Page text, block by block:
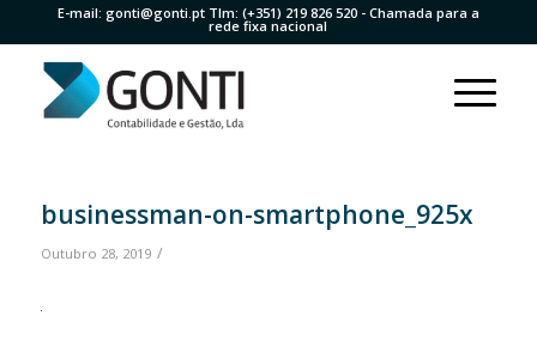
E-mail: gonti@gonti.ptTlm: (+351) 219 826 520- Chamada para a
rede fixa nacional
businessman-on-smartphone_925x
Outubro 28, 2019 /